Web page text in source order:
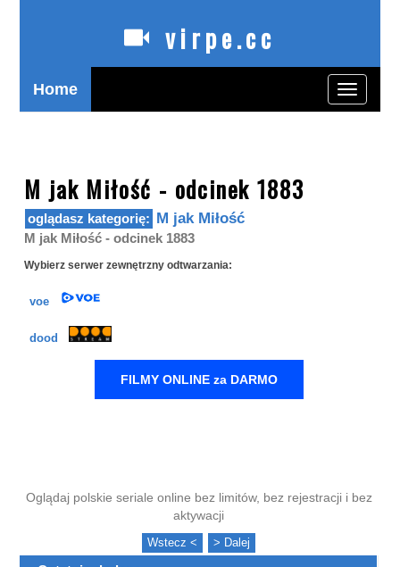
virpe.cc
Toggle
Home
M jak Miłość - odcinek 1883
M jak Miłość
M jak Miłość - odcinek 1883
Wybierz serwer zewnętrzny odtwarzania:
voe
dood
FILMY ONLINE za DARMO
Oglądaj polskie seriale online bez limitów, bez rejestracji i bez
aktywacji
Wstecz < > Dalej